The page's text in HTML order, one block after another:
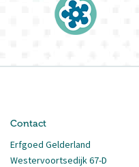
Contact
Erfgoed Gelderland
Westervoortsedijk 67-D